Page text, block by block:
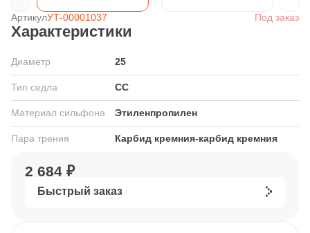
АртикулУТ-00001037 Под заказ
Характеристики
Диаметр 25
Тип седла СС
Материал сильфона Этиленпропилен
Пара трения Карбид кремния-карбид кремния
2 684 ₽
Быстрый заказ